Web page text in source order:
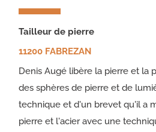
tailleur de pierre
11200 FABREZAN
Denis Augé libère la pierre et la
des sphères de pierre et de
technique et d'un brevet qu'il a
pierre et l'acier avec une